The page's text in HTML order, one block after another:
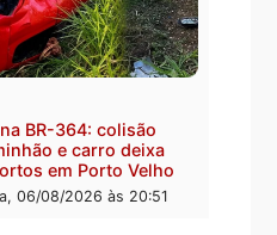
Polícia
Polícia Civil deflagra operação
contra facção criminosa que